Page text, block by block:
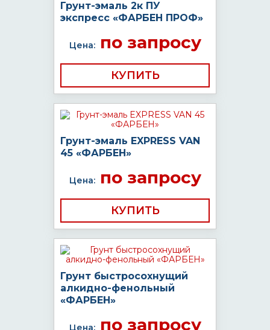
Грунт-эмаль 2к ПУ
экспресс «ФАРБЕН ПРОФ»
Цена:по запросу
КУПИТЬ
Грунт-эмаль EXPRESS VAN
45 «ФАРБЕН»
Цена:по запросу
КУПИТЬ
Грунт быстросохнущий
алкидно-фенольный
«ФАРБЕН»
Цена:по запросу